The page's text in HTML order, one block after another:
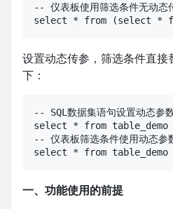
-- 仪表板使用筛选条件无动态
select * from (select *
设置动态传参，筛选条件直接
下：
-- SQL数据集语句设置动态参数
select * from
-- 仪表板筛选条件使用动态参
select * from table_demo
一、功能使用的前提